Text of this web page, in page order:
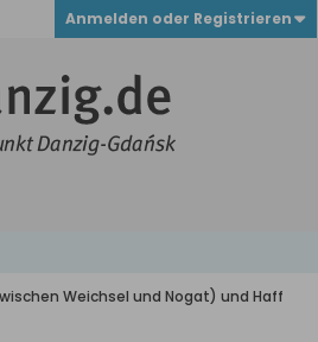
Anmelden oder Registrieren
Weichsel und Nogat) und Haff